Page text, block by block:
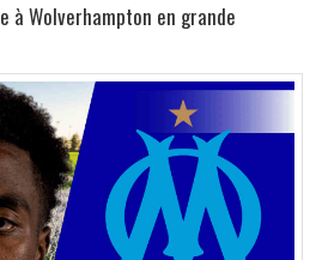
à Wolverhampton en grande